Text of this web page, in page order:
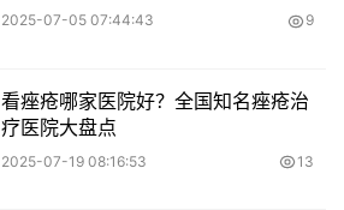
2025-07-05 07:44:43 9
看痤疮哪家医院好？全国知名痤疮治
疗医院大盘点
2025-07-19 08:16:53 13